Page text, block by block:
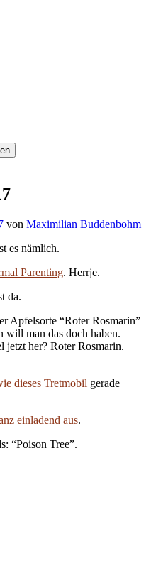
von Maximilian Buddenbohm
es nämlich.
Parenting. Herrje.
da.
Apfelsorte “Roter Rosmarin”
will man das doch haben.
jetzt her? Roter Rosmarin.
dieses Tretmobil gerade
einladend aus.
“Poison Tree”.